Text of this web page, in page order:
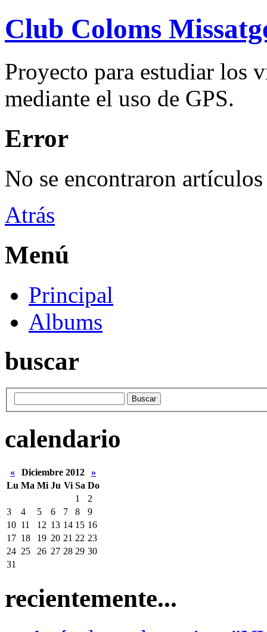
Club Coloms
Proyecto para estudiar los
mediante el uso de GPS.
Error
No se encontraron artículos
Atrás
Menú
Principal
Albums
buscar
calendario
« Diciembre 2012
»
Lu Ma Mi Ju Vi Sa Do
1
2
3
4 5 6 7 8
9
10 11 12 13 14 15 16
17 18 19 20 21 22 23
24 25 26 27 28 29 30
31
recientemente...